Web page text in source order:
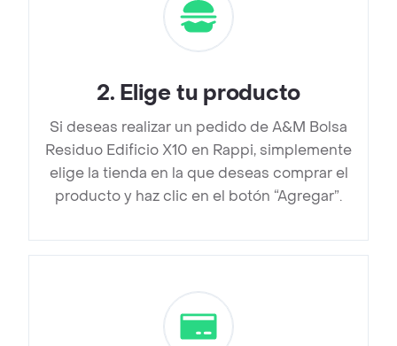
2. Elige tu producto
Si deseas realizar un pedido de A&M Bolsa
Residuo Edificio X10 en Rappi, simplemente
elige la tienda en la que deseas comprar el
producto y haz clic en el botón “Agregar”.